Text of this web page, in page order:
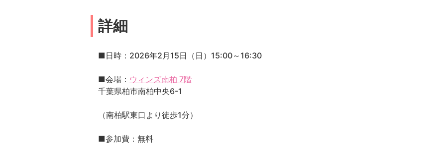
詳細
■日時：2026年2月15日（日）15:00～16:30
■会場： ウィンズ南柏 7階
千葉県柏市南柏中央6-1
（南柏駅東口より徒歩1分）
■参加費：無料